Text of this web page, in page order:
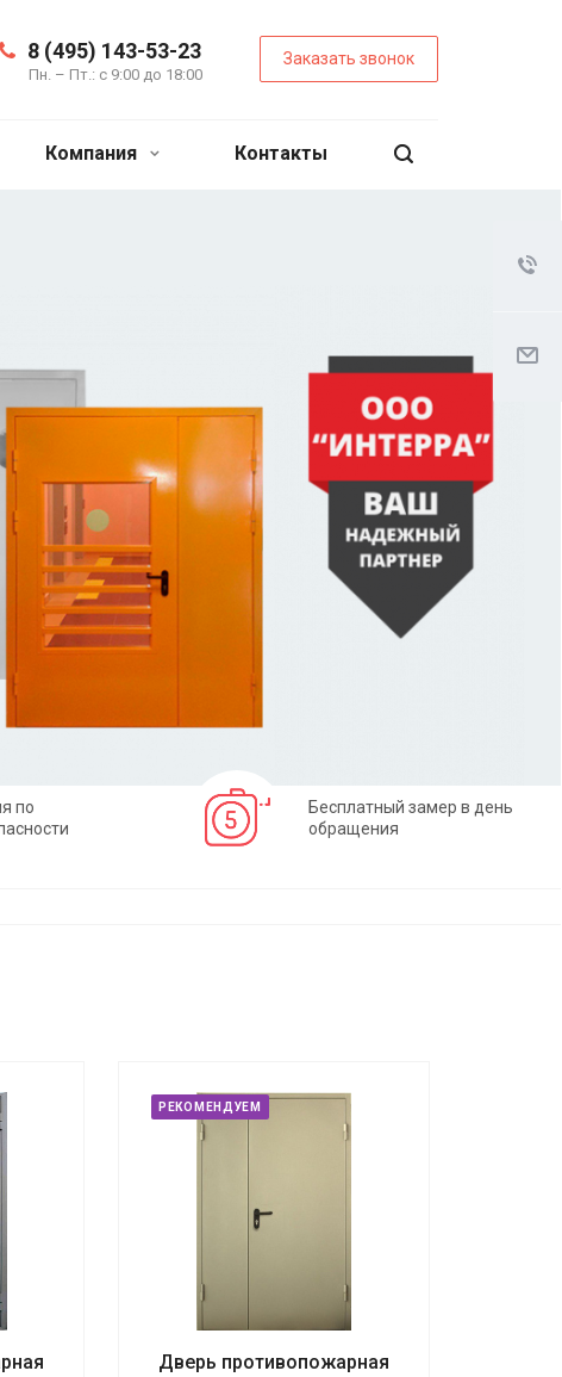
8 (495) 143-53-23
Пн. – Пт.: с 9:00 до 18:00
Заказать звонок
Компания Контакты
по
Бесплатный замер в день
обращения
РЕКОМЕНДУЕМ
Дверь противопожарная